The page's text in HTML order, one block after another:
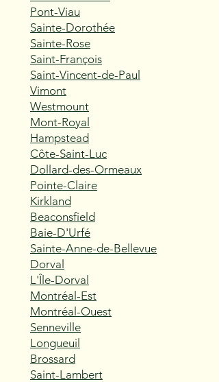
Pont-Viau
Sainte-Dorothée
Sainte-Rose
Saint-François
Saint-Vincent-de-Paul
Vimont
Westmount
Mont-Royal
Hampstead
Côte-Saint-Luc
Dollard-des-Ormeaux
Pointe-Claire
Kirkland
Beaconsfield
Baie-D'Urfé
Sainte-Anne-de-Bellevue
Dorval
L'Île-Dorval
Montréal-Est
Montréal-Ouest
Senneville
Longueuil
Brossard
Saint-Lambert